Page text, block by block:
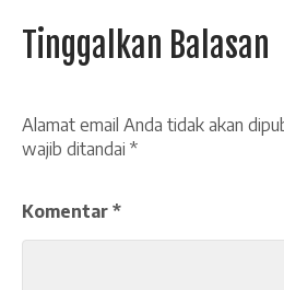
Tinggalkan Balasan
Alamat email Anda tidak akan
wajib ditandai *
Komentar *